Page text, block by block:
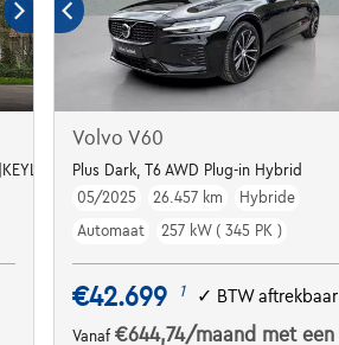
Volvo V60
Plus Dark, T6 AWD Plug-in Hybrid
05/2025
26.457 km
Hybride
Automaat
257 kW ( 345 PK )
€42.699 1 ✓ BTW aftrekbaar
Vanaf €644,74/maand met een